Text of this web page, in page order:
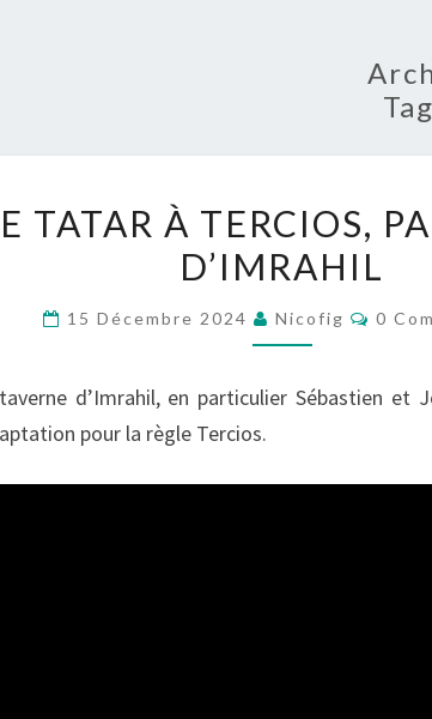
TATAR
À
PAR
TAVERNE
TATAR À TERCIOS,
D’IMRAHIL
15 Décembre 2024 Nicofig 0
d’Imrahil, en particulier Sébastien et
pour la règle Tercios.